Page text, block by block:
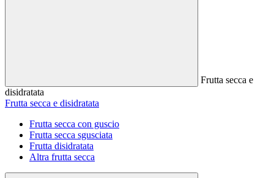
Frutta secca e
disidratata
Frutta secca e disidratata
Frutta secca con guscio
Frutta secca sgusciata
Frutta disidratata
Altra frutta secca